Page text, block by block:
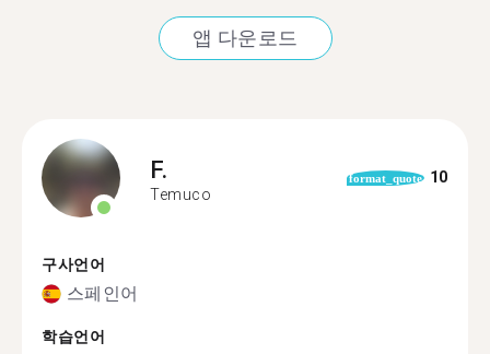
앱 다운로드
F.
Temuco
format_quote 10
구사언어
스페인어
학습언어